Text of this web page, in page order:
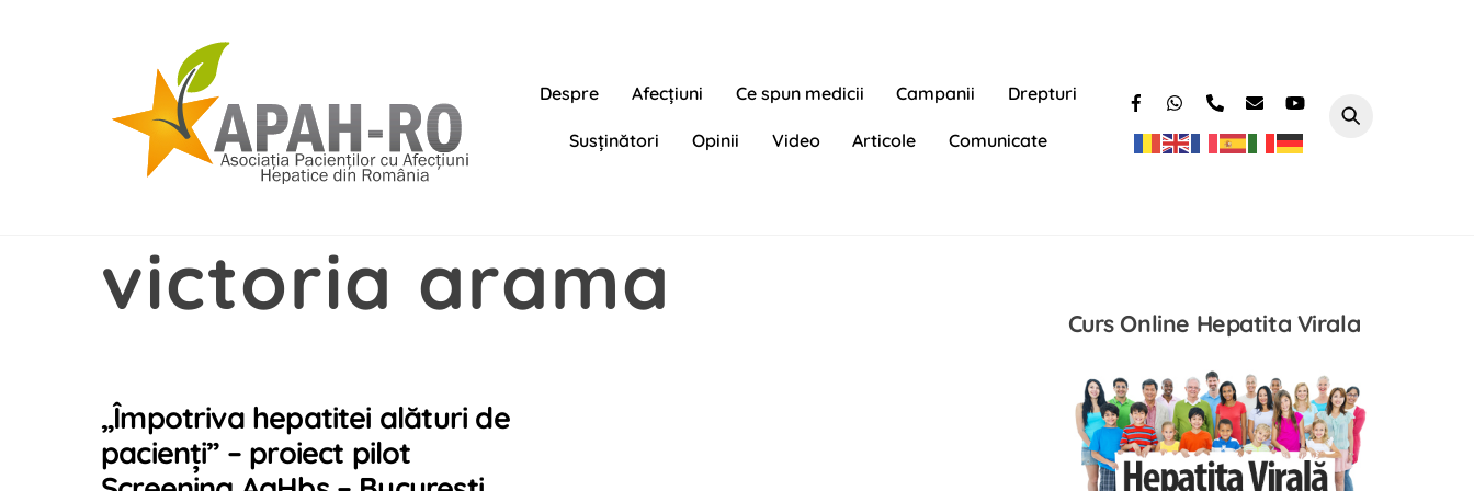
Despre Afecțiuni Ce spun medicii Campanii Drepturi
Susținători Opinii Video Articole Comunicate
victoria arama
„Împotriva hepatitei alături de
pacienţi” – proiect pilot
Curs Online Hepatita Virala